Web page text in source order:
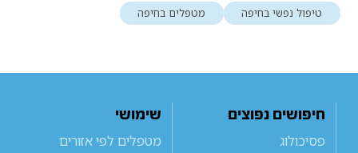
טיפול נפשי בחיפה מטפלים בחיפה
חיפושים נפוצים
פסיכולוג
שימושי
מטפלים לפי אזורים